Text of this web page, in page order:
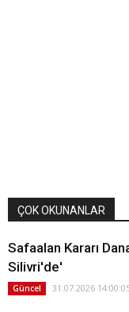
ÇOK OKUNANLAR
Safaalan Kararı
Silivri'de'
Güncel 31.07.2026